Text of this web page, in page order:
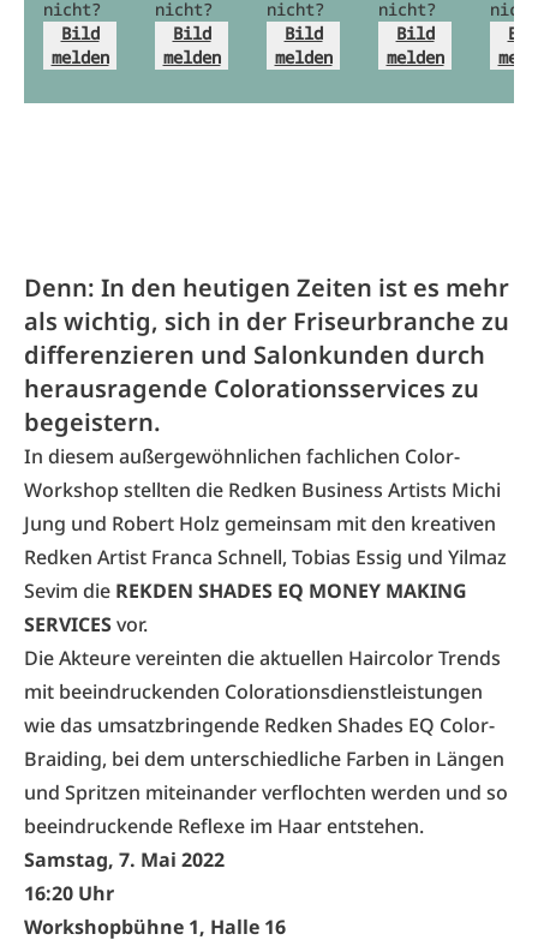
nicht?
Bild
melden
nicht?
Bild
melden
nicht?
Bild
melden
nicht?
Bild
melden
Denn: In den heutigen Zeiten ist es mehr
als wichtig, sich in der Friseurbranche zu
differenzieren und Salonkunden durch
herausragende Colorationsservices zu
begeistern.
In diesem außergewöhnlichen fachlichen Color-
Workshop stellten die Redken Business Artists Michi
Jung und Robert Holz gemeinsam mit den kreativen
Redken Artist Franca Schnell, Tobias Essig und Yilmaz
Sevim die REKDEN SHADES EQ MONEY MAKING
SERVICESvor.
Die Akteure vereinten die aktuellen Haircolor Trends
mit beeindruckenden Colorationsdienstleistungen
wie das umsatzbringende Redken Shades EQ Color-
Braiding, bei dem unterschiedliche Farben in Längen
und Spritzen miteinander verflochten werden und so
beeindruckende Reflexe im Haar entstehen.
Samstag, 7. Mai 2022
16:20 Uhr
Workshopbühne 1, Halle 16